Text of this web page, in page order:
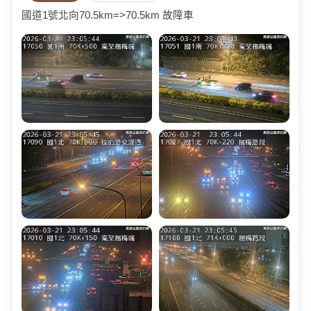
國道1號北向70.5km=>70.5km 故障車